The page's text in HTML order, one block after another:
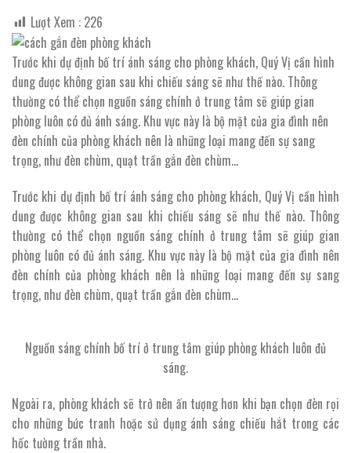
Lượt Xem : 226
Trước khi dự định bố trí ánh sáng cho phòng khách, Quý Vị cần hình
dung được không gian sau khi chiếu sáng sẽ như thế nào. Thông
thường có thể chọn nguồn sáng chính ở trung tâm sẽ giúp gian
phòng luôn có đủ ánh sáng. Khu vực này là bộ mặt của gia đình nên
đèn chính của phòng khách nên là những loại mang đến sự sang
trọng, như đèn chùm, quạt trần gắn đèn chùm…
Trước khi dự định bố trí ánh sáng cho phòng khách, Quý Vị cần hình
dung được không gian sau khi chiếu sáng sẽ như thế nào. Thông
thường có thể chọn nguồn sáng chính ở trung tâm sẽ giúp gian
phòng luôn có đủ ánh sáng. Khu vực này là bộ mặt của gia đình nên
đèn chính của phòng khách nên là những loại mang đến sự sang
trọng, như đèn chùm, quạt trần gắn đèn chùm…
Nguồn sáng chính bố trí ở trung tâm giúp phòng khách luôn đủ
sáng.
Ngoài ra, phòng khách sẽ trở nên ấn tượng hơn khi bạn chọn đèn rọi
cho những bức tranh hoặc sử dụng ánh sáng chiếu hắt trong các
hốc tường trần nhà.